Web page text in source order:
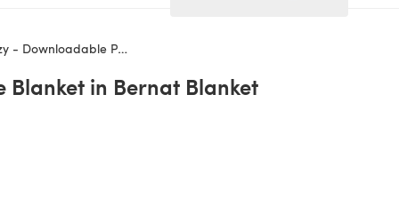
Downloadable PDF
in Bernat Blanket